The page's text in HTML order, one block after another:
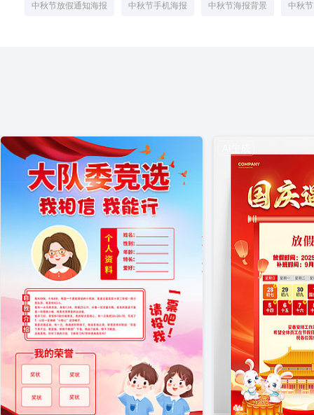
中秋节放假通知海报 中秋节手机海报 中秋节海报背景 中秋